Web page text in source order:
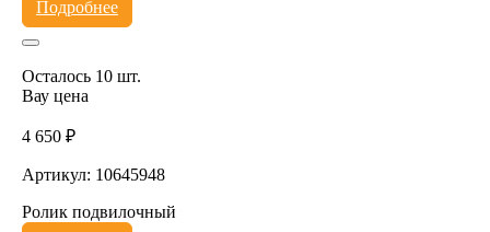
Подробнее
Осталось 10 шт.
Вау цена
4 650 ₽
Артикул: 10645948
Ролик подвилочный